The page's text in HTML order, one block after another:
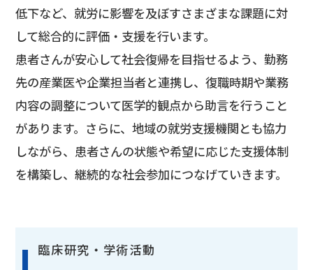
低下など、就労に影響を及ぼすさまざまな課題に対
して総合的に評価・支援を行います。
患者さんが安心して社会復帰を目指せるよう、勤務
先の産業医や企業担当者と連携し、復職時期や業務
内容の調整について医学的観点から助言を行うこと
があります。さらに、地域の就労支援機関とも協力
しながら、患者さんの状態や希望に応じた支援体制
を構築し、継続的な社会参加につなげていきます。
臨床研究・学術活動